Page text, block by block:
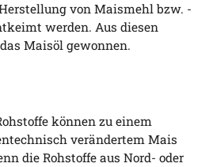
von Maismehl bzw. -
werden. Aus diesen
Maisöl gewonnen.
können zu einem
verändertem Mais
die Rohstoffe aus Nord- oder